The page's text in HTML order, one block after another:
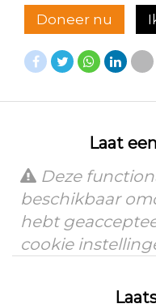
Doneer nu
Laat
Deze
beschikbaar
hebt
cookie